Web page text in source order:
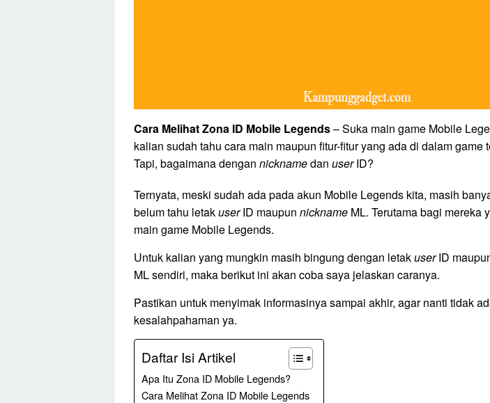
Cara Melihat Zona ID Mobile Legends– Suka main game Mobile
kalian sudah tahu cara main maupun fitur-fitur yang ada di dalam game
Tapi, bagaimana dengan nicknamedan userID?
Ternyata, meski sudah ada pada akun Mobile Legends kita, masih
belum tahu letakuserID maupun nickname ML. Terutama bagi mereka
main game Mobile Legends.
Untuk kalian yang mungkin masih bingung dengan letakuserID
ML sendiri, maka berikut ini akan coba saya jelaskan caranya.
Pastikan untuk menyimak informasinya sampai akhir, agar nanti tidak
kesalahpahaman ya.
Daftar Isi Artikel
Apa Itu Zona ID Mobile Legends?
Cara Melihat Zona ID Mobile Legends